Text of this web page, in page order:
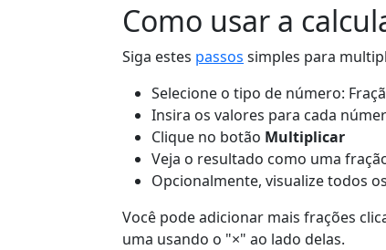
Como usar a
Siga estes passos simples para
Selecione o tipo de número:
Insira os valores para cada
Clique no botão Multiplicar
Veja o resultado como uma
Opcionalmente, visualize todos
Você pode adicionar mais frações
uma usando o "×" ao lado delas.